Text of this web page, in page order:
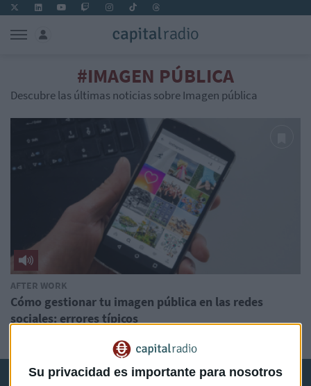
Su privacidad es importante para nosotros
#IMAGEN PÚBLICA
Descubre las últimas noticias sobre Imagen pública
AFTER WORK
Cómo gestionar tu imagen pública en las redes
sociales: errores típicos